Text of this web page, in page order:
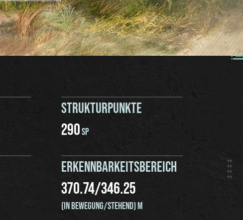
STRUKTURPUNKTE
290SP
ERKENNBARKEITSBEREICH
370.74/346.25
(IN BEWEGUNG/STEHEND) M